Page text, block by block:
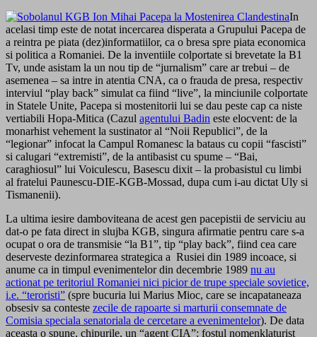
In
acelasi timp este de notat incercarea disperata a Grupului Pacepa de
a reintra pe piata (dez)informatiilor, ca o bresa spre piata economica
si politica a Romaniei. De la inventiile colportate si brevetate la B1
Tv, unde asistam la un nou tip de “jurnalism” care ar trebui – de
asemenea – sa intre in atentia CNA, ca o frauda de presa, respectiv
interviul “play back” simulat ca fiind “live”, la minciunile colportate
in Statele Unite, Pacepa si mostenitorii lui se dau peste cap ca niste
vertiabili Hopa-Mitica (Cazul agentului Badin este elocvent: de la
monarhist vehement la sustinator al “Noii Republici”, de la
“legionar” infocat la Campul Romanesc la bataus cu copii “fascisti”
si calugari “extremisti”, de la antibasist cu spume – “Bai,
caraghiosul” lui Voiculescu, Basescu dixit – la probasistul cu limbi
al fratelui Paunescu-DIE-KGB-Mossad, dupa cum i-au dictat Uly si
Tismanenii).
La ultima iesire damboviteana de acest gen pacepistii de serviciu au
dat-o pe fata direct in slujba KGB, singura afirmatie pentru care s-a
ocupat o ora de transmisie “la B1”, tip “play back”, fiind cea care
deserveste dezinformarea strategica a Rusiei din 1989 incoace, si
anume ca in timpul evenimentelor din decembrie 1989 nu au
actionat pe teritoriul Romaniei nici picior de trupe speciale sovietice,
i.e. “teroristi” (spre bucuria lui Marius Mioc, care se incapataneaza
obsesiv sa conteste zecile de rapoarte si marturii consemnate de
Comisia speciala senatoriala de cercetare a evenimentelor). De data
aceasta o spune, chipurile, un “agent CIA”: fostul nomenklaturist